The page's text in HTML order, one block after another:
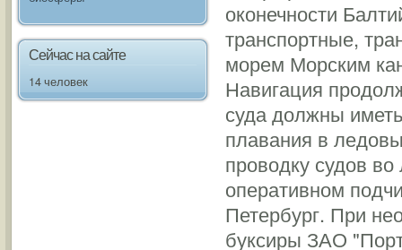
Сейчас на сайте
14 человек
оконечности
транспортные,
морем Морским
Навигация
суда должны
плавания в
проводку судов
оперативном
Петербург. При
буксиры ЗАО